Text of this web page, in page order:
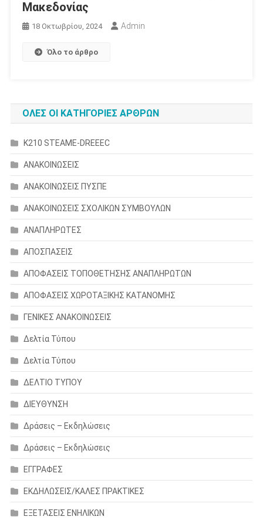
Μακεδονίας
18 Οκτωβρίου, 2024 Admin
Όλο το άρθρο
ΟΛΕΣ ΟΙ ΚΑΤΗΓΟΡΙΕΣ ΑΡΘΡΩΝ
K210 STEAME-DREEEC
ΑΝΑΚΟΙΝΩΣΕΙΣ
ΑΝΑΚΟΙΝΩΣΕΙΣ ΠΥΣΠΕ
ΑΝΑΚΟΙΝΩΣΕΙΣ ΣΧΟΛΙΚΩΝ ΣΥΜΒΟΥΛΩΝ
ΑΝΑΠΛΗΡΩΤΕΣ
ΑΠΟΣΠΑΣΕΙΣ
ΑΠΟΦΑΣΕΙΣ ΤΟΠΟΘΕΤΗΣΗΣ ΑΝΑΠΛΗΡΩΤΩΝ
ΑΠΟΦΑΣΕΙΣ ΧΩΡΟΤΑΞΙΚΗΣ ΚΑΤΑΝΟΜΗΣ
ΓΕΝΙΚΕΣ ΑΝΑΚΟΙΝΩΣΕΙΣ
Δελτία Τύπου
Δελτία Τύπου
ΔΕΛΤΙΟ ΤΥΠΟΥ
ΔΙΕΥΘΥΝΣΗ
Δράσεις – Εκδηλώσεις
Δράσεις – Εκδηλώσεις
ΕΓΓΡΑΦΕΣ
ΕΚΔΗΛΩΣΕΙΣ/ΚΑΛΕΣ ΠΡΑΚΤΙΚΕΣ
ΕΞΕΤΑΣΕΙΣ ΕΝΗΛΙΚΩΝ